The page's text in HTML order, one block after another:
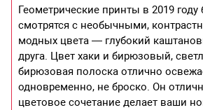
Геометрические принты в 2019
смотрятся с необычными,
модных цвета — глубокий
друга. Цвет хаки и бирюзовый,
бирюзовая полоска отлично
одновременно, не броско. Он
цветовое сочетание делает ваши